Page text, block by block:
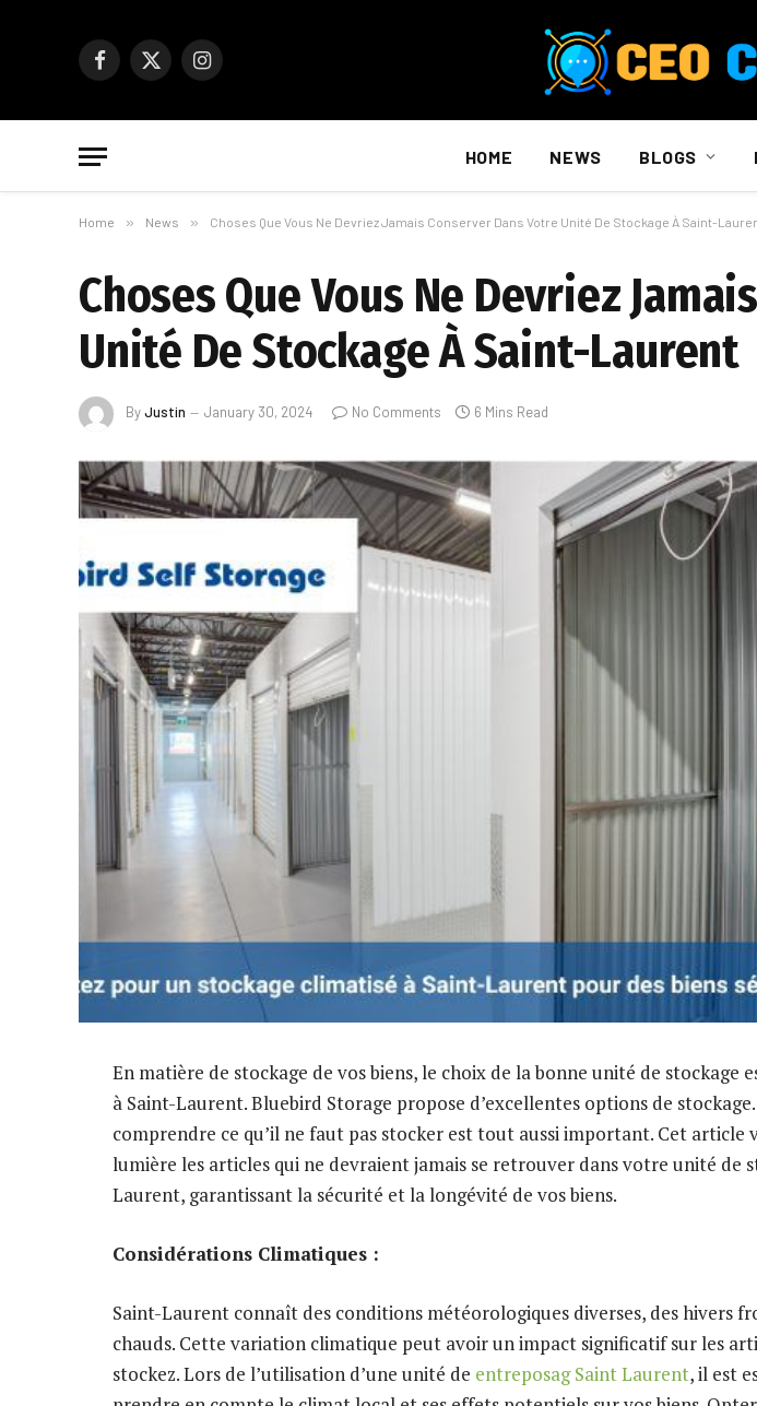
Facebook
X
Instagram
HOME NEWS BLOGS
Home » News » Choses Que Vous Ne Devriez Jamais Conserver Dans Votre Unité De Stockage À Saint-
Choses Que Vous Ne Devriez
Unité De Stockage À Saint-Laurent
ByJustin January 30, 2024 No Comments 6 Mins Read
En matière de stockage de vos biens, le choix de la bonne unité de stockage
à Saint-Laurent. Bluebird Storage propose d’excellentes options de
comprendre ce qu’il ne faut pas stocker est tout aussi important. Cet article
lumière les articles qui ne devraient jamais se retrouver dans votre unité de
Laurent, garantissant la sécurité et la longévité de vos biens.
Considérations Climatiques :
Saint-Laurent connaît des conditions météorologiques diverses, des hivers
chauds. Cette variation climatique peut avoir un impact significatif sur les
stockez. Lors de l’utilisation d’une unité de entreposag Saint Laurent, il est